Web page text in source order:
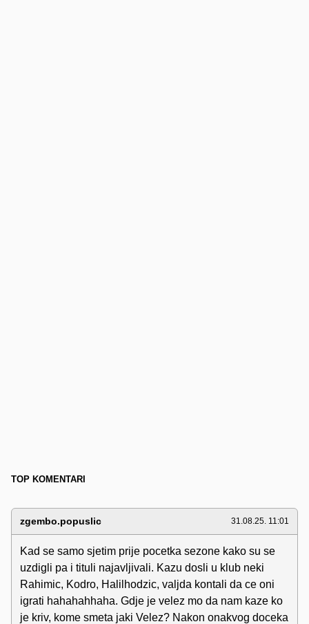
TOP KOMENTARI
zgembo.popuslic 31.08.25. 11:01
Kad se samo sjetim prije pocetka sezone kako su se
uzdigli pa i tituli najavljivali. Kazu dosli u klub neki
Rahimic, Kodro, Halilhodzic, valjda kontali da ce oni
igrati hahahahhaha. Gdje je velez mo da nam kaze ko
je kriv, kome smeta jaki Velez? Nakon onakvog doceka